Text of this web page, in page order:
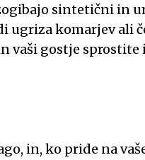
sintetični in
ugriza komarjev ali
​​vaši gostje sprostite
in, ko pride na